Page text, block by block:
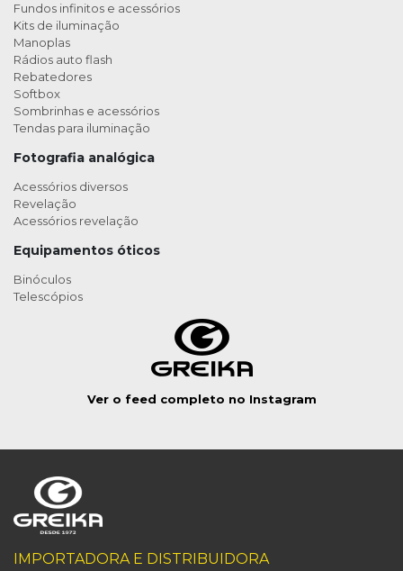
Fundos infinitos e acessórios
Kits de iluminação
Manoplas
Rádios auto flash
Rebatedores
Softbox
Sombrinhas e acessórios
Tendas para iluminação
Fotografia analógica
Acessórios diversos
Revelação
Acessórios revelação
Equipamentos óticos
Binóculos
Telescópios
Ver o feed completo no Instagram
IMPORTADORA E DISTRIBUIDORA